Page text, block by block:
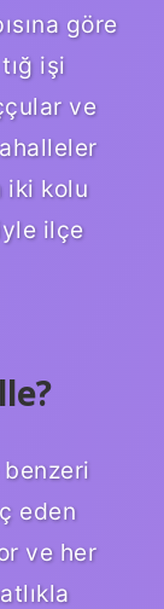
göre
işi
ve
iki kolu
ilçe
eden
ve her